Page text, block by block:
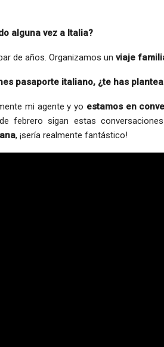
alguna vez a Italia?
de años. Organizamos un viaje
pasaporte italiano, ¿te has
mi agente y yo estamos en
de febrero sigan estas
, ¡sería realmente fantástico!